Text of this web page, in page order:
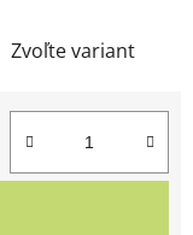
Zvoľte variant